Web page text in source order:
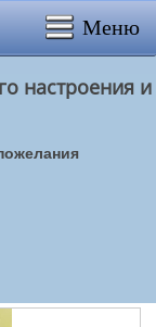
Меню
настроения и